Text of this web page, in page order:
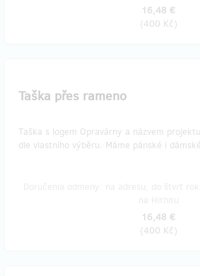
16,48 €
(400 Kč)
Taška přes rameno
Taška s logem Opravárny a názvem
dle vlastního výběru. Máme pánské i
16,48 €
(400 Kč)